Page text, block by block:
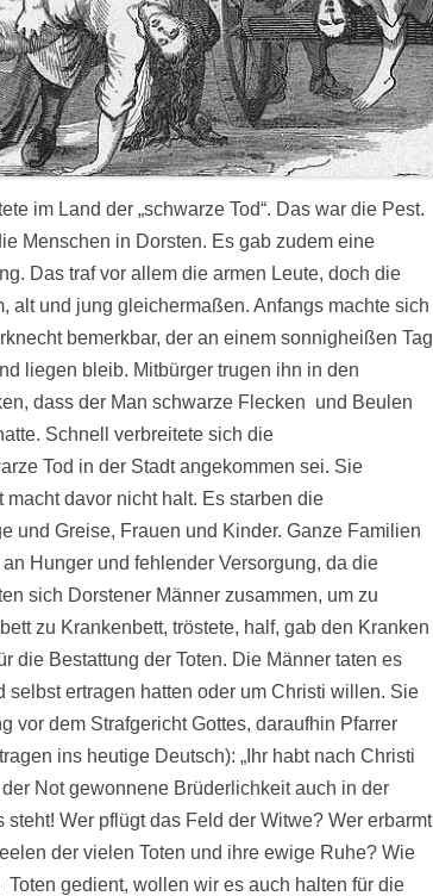
im Land der „schwarze Tod“. Das war die Pest.
Menschen in Dorsten. Es gab zudem eine
Das traf vor allem die armen Leute, doch die
alt und jung gleichermaßen. Anfangs machte sich
bemerkbar, der an einem sonnigheißen Tag
liegen bleib. Mitbürger trugen ihn in den
dass der Man schwarze Flecken und Beulen
Schnell verbreitete sich die
Tod in der Stadt angekommen sei. Sie
davor nicht halt. Es starben die
und Greise, Frauen und Kinder. Ganze Familien
Hunger und fehlender Versorgung, da die
sich Dorstener Männer zusammen, um zu
zu Krankenbett, tröstete, half, gab den Kranken
die Bestattung der Toten. Die Männer taten es
ertragen hatten oder um Christi willen. Sie
vor dem Strafgericht Gottes, daraufhin Pfarrer
ins heutige Deutsch): „Ihr habt nach Christi
Not gewonnene Brüderlichkeit auch in der
Wer pflügt das Feld der Witwe? Wer erbarmt
der vielen Toten und ihre ewige Ruhe? Wie
gedient, wollen wir es auch halten für die